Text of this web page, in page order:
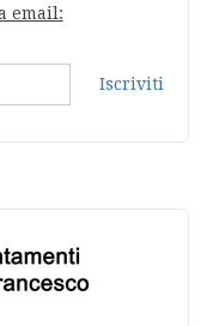
email:
Iscriviti